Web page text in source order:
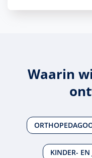
Waarin
KINDER- EN